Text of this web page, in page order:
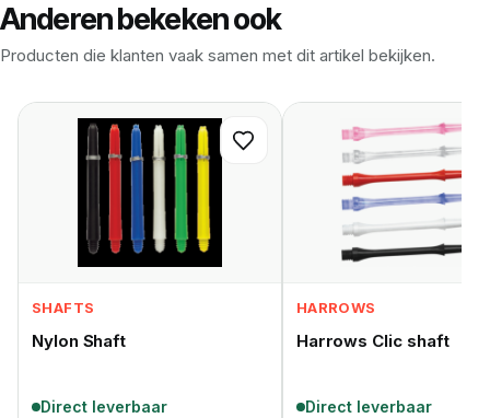
Anderen bekeken ook
Producten die klanten vaak samen met dit artikel bekijken.
SHAFTS
Nylon Shaft
Direct leverbaar
HARROWS
Harrows Clic shaft
Direct leverbaar